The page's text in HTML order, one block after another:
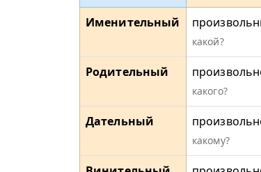
Именительный
какой?
Родительный
какого?
Дательный
какому?